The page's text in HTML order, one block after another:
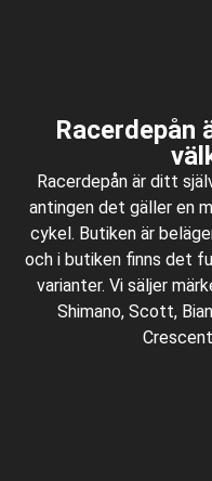
Racerdepån
Racerdepån är ditt
antingen det gäller en
cykel. Butiken är
och i butiken finns det
varianter. Vi säljer
Shimano, Scott,